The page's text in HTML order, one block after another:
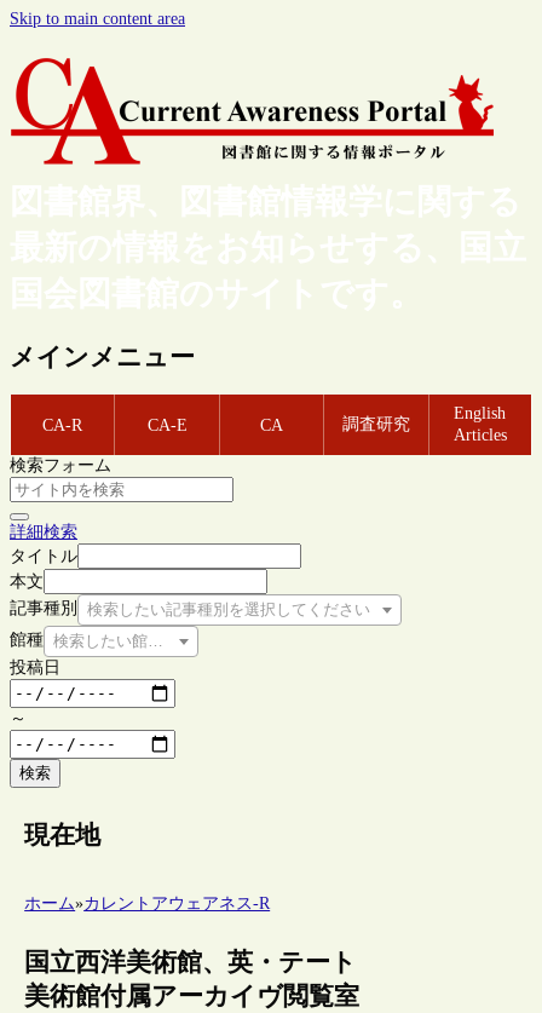
Skip to main content area
図書館界、図書館情報学に関する
最新の情報をお知らせする、国立
国会図書館のサイトです。
メインメニュー
CA-R CA-E CA 調査研究
English
Articles
検索フォーム
詳細検索
タイトル
本文
記事種別
検索したい記事種別を選択してください
館種 検索したい館種を選択してください
投稿日
～
検索
現在地
ホーム»カレントアウェアネス-R
国立西洋美術館、英・テート
美術館付属アーカイヴ閲覧室